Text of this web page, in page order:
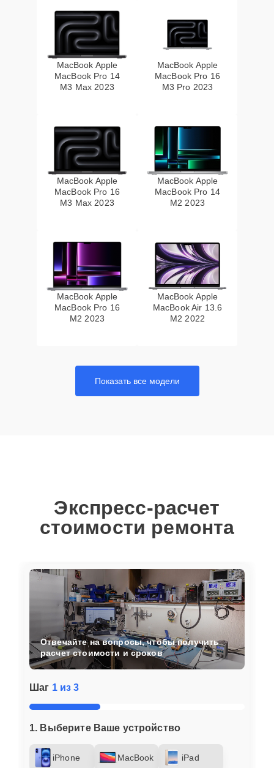
MacBook Apple
MacBook Pro 14
M3 Max 2023
MacBook Apple
MacBook Pro 16
M3 Pro 2023
MacBook Apple
MacBook Pro 16
M3 Max 2023
MacBook Apple
MacBook Pro 14
M2 2023
MacBook Apple
MacBook Pro 16
M2 2023
MacBook Apple
MacBook Air 13.6
M2 2022
Показать все модели
Экспресс-расчет
стоимости ремонта
Шаг 1 из 3
1. Выберите Ваше устройство
iPhone MacBook iPad
Отвечайте на вопросы, чтобы получить
расчет стоимости и сроков